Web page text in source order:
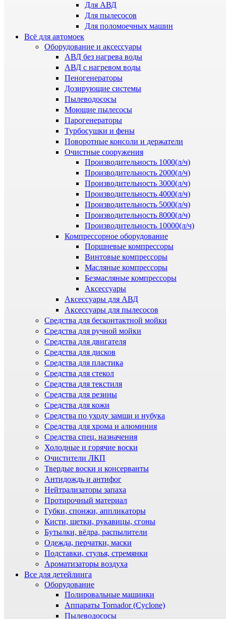
Для АВД
Для пылесосов
Для поломоечных машин
Всё для автомоек
Оборудование и аксессуары
АВД без нагрева воды
АВД с нагревом воды
Пеногенераторы
Дозирующие системы
Пылеводососы
Моющие пылесосы
Парогенераторы
Турбосушки и фены
Поворотные консоли и держатели
Очистные сооружения
Производительность 1000(л/ч)
Производительность 2000(л/ч)
Производительность 3000(л/ч)
Производительность 4000(л/ч)
Производительность 5000(л/ч)
Производительность 8000(л/ч)
Производительность 10000(л/ч)
Компрессорное оборудование
Поршневые компрессоры
Винтовые компрессоры
Масляные компрессоры
Безмасляные компрессоры
Аксессуары
Аксессуары для АВД
Аксессуары для пылесосов
Средства для бесконтактной мойки
Средства для ручной мойки
Средства для двигателя
Средства для дисков
Средства для пластика
Средства для стекол
Средства для текстиля
Средства для резины
Средства для кожи
Средства по уходу замши и нубука
Средства для хрома и алюминия
Средства спец. назначения
Холодные и горячие воски
Очистители ЛКП
Твердые воски и консерванты
Антидождь и антифог
Нейтрализаторы запаха
Протирочный материал
Губки, спонжи, аппликаторы
Кисти, щетки, рукавицы, сгоны
Бутылки, вёдра, распылители
Одежда, перчатки, маски
Подставки, стулья, стремянки
Ароматизаторы воздуха
Все для детейлинга
Оборудование
Полировальные машинки
Аппараты Tornador (Cyclone)
Пылеводососы